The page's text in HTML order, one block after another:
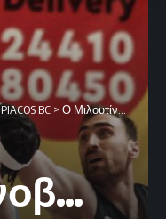
BC > Ο Μιλουτίνοβ… κατάπιε την Καρδίτσα